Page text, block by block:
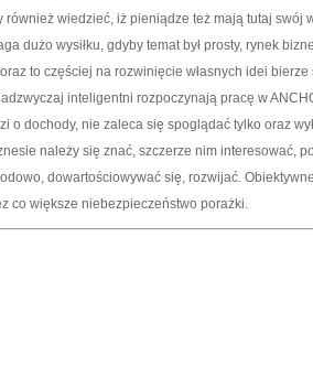
wiedzieć, iż pieniądze też mają tutaj swój
dużo wysiłku, gdyby temat był prosty, rynek
to częściej na rozwinięcie własnych idei
inteligentni rozpoczynają pracę w
o dochody, nie zaleca się spoglądać tylko oraz
należy się znać, szczerze nim interesować,
dowartościowywać się, rozwijać.
co większe niebezpieczeństwo porażki.